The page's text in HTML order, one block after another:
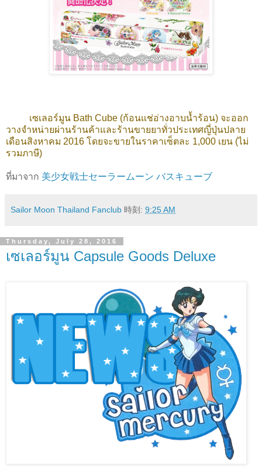
เซเลอร์มูน Bath Cube (ก้อนแช่อ่างอาบน้ำร้อน) จะออก
วางจำหน่ายผ่านร้านค้าและร้านขายยาทั่วประเทศญี่ปุ่นปลาย
เดือนสิงหาคม 2016 โดยจะขายในราคาเซ็ตละ 1,000 เยน (ไม่
รวมภาษี)
ที่มาจาก 美少女戦士セーラームーン バスキューブ
Sailor Moon Thailand Fanclub 時刻: 9:25 AM
Thursday, July 28, 2016
เซเลอร์มูน Capsule Goods Deluxe